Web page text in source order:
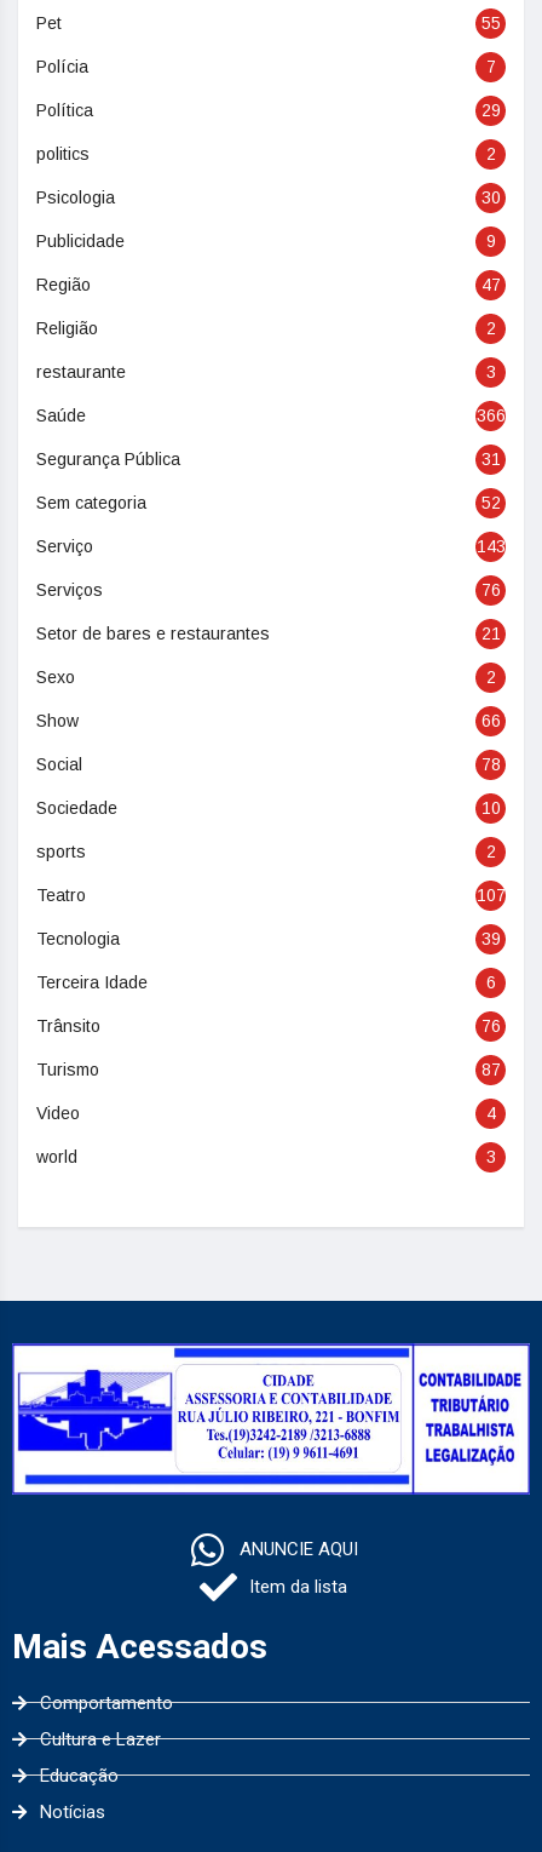
Pet 55
Polícia 7
Política 29
politics 2
Psicologia 30
Publicidade 9
Região 47
Religião 2
restaurante 3
Saúde 366
Segurança Pública 31
Sem categoria 52
Serviço 143
Serviços 76
Setor de bares e restaurantes 21
Sexo 2
Show 66
Social 78
Sociedade 10
sports 2
Teatro 107
Tecnologia 39
Terceira Idade 6
Trânsito 76
Turismo 87
Video 4
world 3
ANUNCIE AQUI
Item da lista
Mais Acessados
Comportamento
Cultura e Lazer
Educação
Notícias